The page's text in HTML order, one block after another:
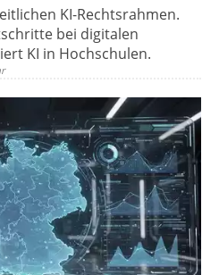
KI-Rechtsrahmen.
bei digitalen
KI in Hochschulen.